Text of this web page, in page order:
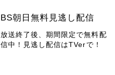
BS朝日無料見逃し配信
放送終了後、期間限定で無料配
信中！見逃し配信はTVerで！